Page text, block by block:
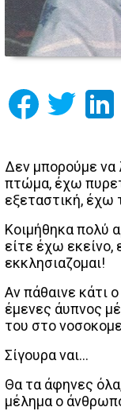
Δεν μπορούμε να
πτώμα, έχω
εξεταστική, έχω
Κοιμήθηκα πολύ
είτε έχω εκείνο,
εκκλησιαζομαι!
Αν πάθαινε κάτι
έμενες άυπνος
του στο
Σίγουρα ναι…
Θα τα άφηνες
μέλημα ο